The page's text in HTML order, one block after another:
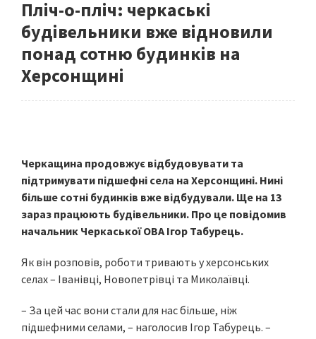
Пліч-о-пліч: черкаські
будівельники вже відновили
понад сотню будинків на
Херсонщині
Черкащина продовжує відбудовувати та
підтримувати підшефні села на Херсонщині. Нині
більше сотні будинків вже відбудували. Ще на 13
зараз працюють будівельники. Про це повідомив
начальник Черкаської ОВА Ігор Табурець.
Як він розповів, роботи тривають у херсонських
селах – Іванівці, Новопетрівці та Миколаївці.
– За цей час вони стали для нас більше, ніж
підшефними селами, – наголосив Ігор Табурець. –